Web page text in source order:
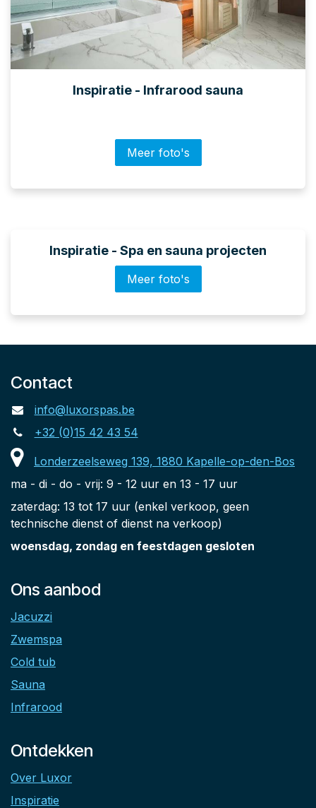
Inspiratie - Infrarood sauna
Meer foto's
Inspiratie - Spa en sauna projecten
Meer foto's
Contact
info@luxorspas.be
+32 (0)15 42 43 54
Londerzeelseweg 139, 1880 Kapelle-op-den-Bos
ma - di - do - vrij: 9 - 12 uur en 13 - 17 uur
zaterdag: 13 tot 17 uur (enkel verkoop, geen
technische dienst of dienst na verkoop)
woensdag, zondag en feestdagen gesloten
Ons aanbod
Jacuzzi
Zwemspa
Cold tub
Sauna
Infrarood
Ontdekken
Over Luxor
Inspiratie